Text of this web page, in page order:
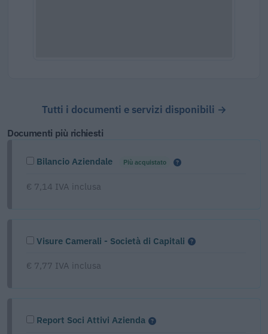
Tutti i documenti e servizi disponibili →
Documenti più richiesti
Bilancio Aziendale Più acquistato
€ 7,14 IVA inclusa
Visure Camerali - Società di Capitali
€ 7,77 IVA inclusa
Report Soci Attivi Azienda